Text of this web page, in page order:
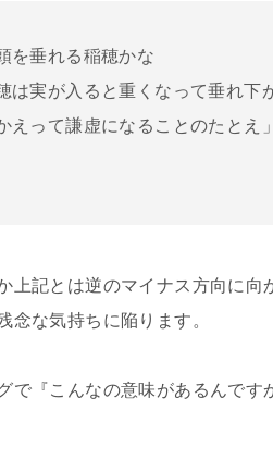
を垂れる稲穂かな
は実が入ると重くなって垂れ下
えって謙虚になることのたとえ」
上記とは逆のマイナス方向に向
念な気持ちに陥ります。
で『こんなの意味があるんで